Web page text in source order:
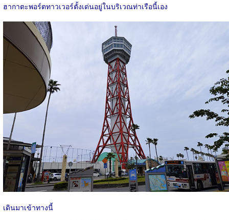
ฮากาตะพอร์ตทาวเวอร์ตั้งเด่นอยู่ในบริเวณท่าเรือนี้เอง
เดินมาเข้าทางนี้